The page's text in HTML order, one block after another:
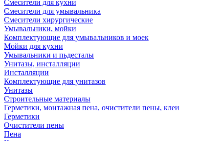
Смесители для кухни
Смесители для умывальника
Смесители хирургические
Умывальники, мойки
Комплектующие для умывальников и моек
Мойки для кухни
Умывальники и пьдесталы
Унитазы, инсталляции
Инсталляции
Комплектующие для унитазов
Унитазы
Строительные материалы
Герметики, монтажная пена, очистители пены, клеи
Герметики
Очистители пены
Пена